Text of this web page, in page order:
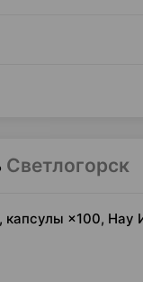
Светлогорск
капсулы ×100,